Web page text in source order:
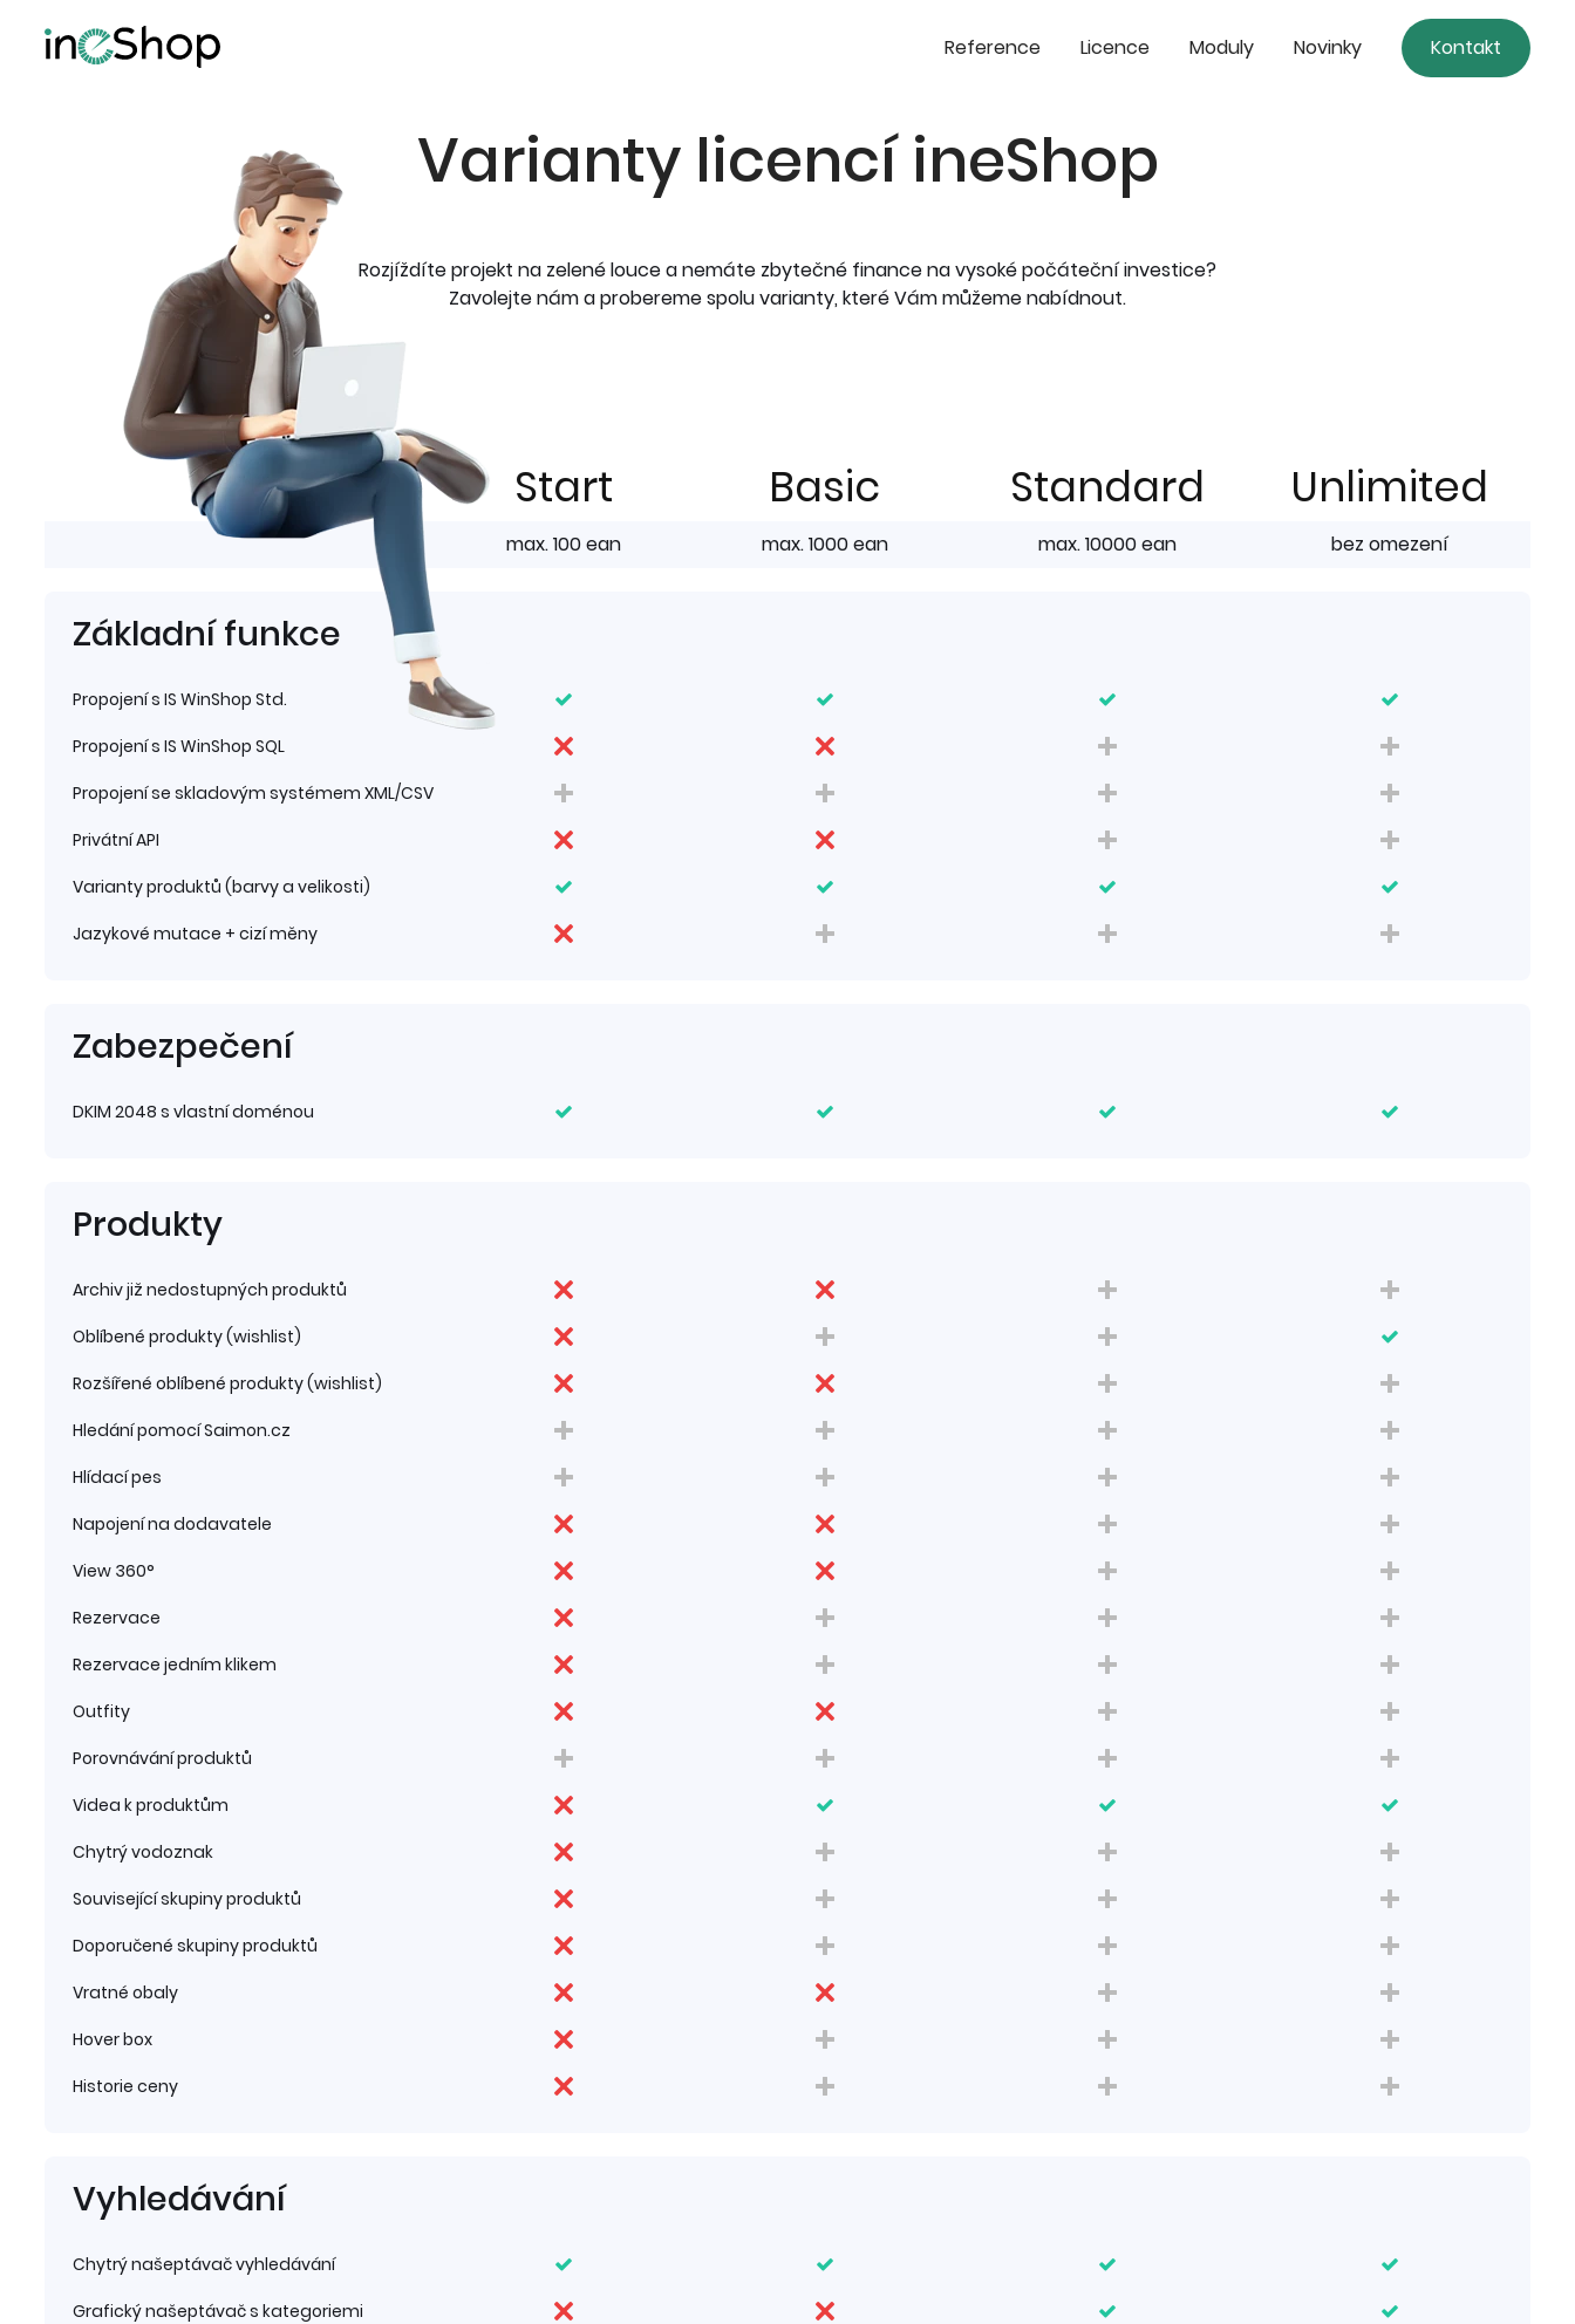
Varianty licencí ineShop
Rozjíždíte projekt na zelené louce a nemáte zbytečné finance na vysoké počáteční investice?
Zavolejte nám a probereme spolu varianty, které Vám můžeme nabídnout.
Start
max. 100 ean
Základní funkce
Propojení s IS WinShop Std.
Propojení s IS WinShop SQL
Propojení se skladovým systémem XML/CSV
Privátní API
Varianty produktů (barvy a velikosti)
Jazykové mutace + cizí měny
Zabezpečení
DKIM 2048 s vlastní doménou
Produkty
Archiv již nedostupných produktů
Oblíbené produkty (wishlist)
Rozšířené oblíbené produkty (wishlist)
Hledání pomocí Saimon.cz
Hlídací pes
Napojení na dodavatele
View 360°
Rezervace
Rezervace jedním klikem
Outfity
Porovnávání produktů
Videa k produktům
Chytrý vodoznak
Související skupiny produktů
Doporučené skupiny produktů
Vratné obaly
Hover box
Historie ceny
Vyhledávání
Chytrý našeptávač vyhledávání
Grafický našeptávač s kategoriemi
Basic
max. 1000 ean
Standard
max. 10000 ean
Unlimited
bez omezení
Reference Licence Moduly Novinky Kontakt